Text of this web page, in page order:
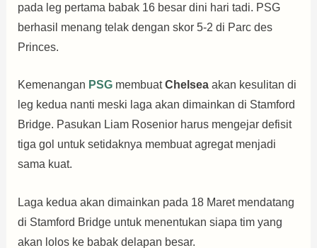
pada leg pertama babak 16 besar dini hari tadi. PSG
berhasil menang telak dengan skor 5-2 di Parc des
Princes.
Kemenangan PSG membuatChelsea akan kesulitan di
leg kedua nanti meski laga akan dimainkan di Stamford
Bridge. Pasukan Liam Rosenior harus mengejar defisit
tiga gol untuk setidaknya membuat agregat menjadi
sama kuat.
Laga kedua akan dimainkan pada 18 Maret mendatang
di Stamford Bridge untuk menentukan siapa tim yang
akan lolos ke babak delapan besar.